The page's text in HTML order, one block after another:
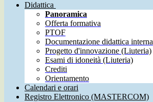
Didattica
Panoramica
Offerta formativa
PTOF
Documentazione didattica interna
Progetto d'innovazione (Liuteria)
Esami di idoneità (Liuteria)
Crediti
Orientamento
Calendari e orari
Registro Elettronico (MASTERCOM)